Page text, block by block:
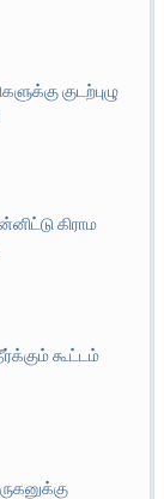
குடற்புழு
கிராம
கூட்டம்